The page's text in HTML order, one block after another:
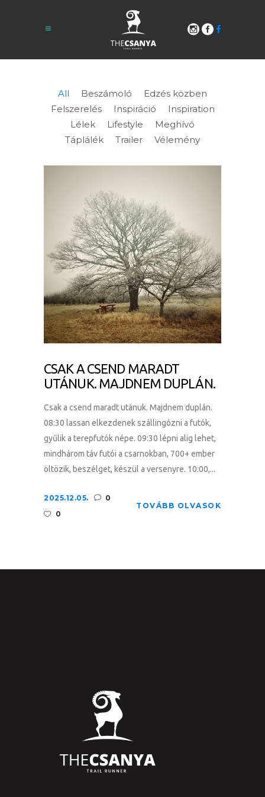
All Beszámoló
Edzés közben
Felszerelés
Inspiráció
Inspiration
Lélek
Lifestyle
Meghívó
Táplálék
Trailer Vélemény
CSAK A CSEND MARADT
UTÁNUK. MAJDNEM DUPLÁN.
Csak a csend maradt utánuk. Majdnem duplán.
08:30 lassan elkezdenek szállingózni a futók,
gyűlik a terepfutók népe. 09:30 lépni alig lehet,
mindhárom táv futói a csarnokban, 700+ ember
öltözik, beszélget, készül a versenyre. 10:00,...
2025.12.05.
0
0
TOVÁBB OLVASOK